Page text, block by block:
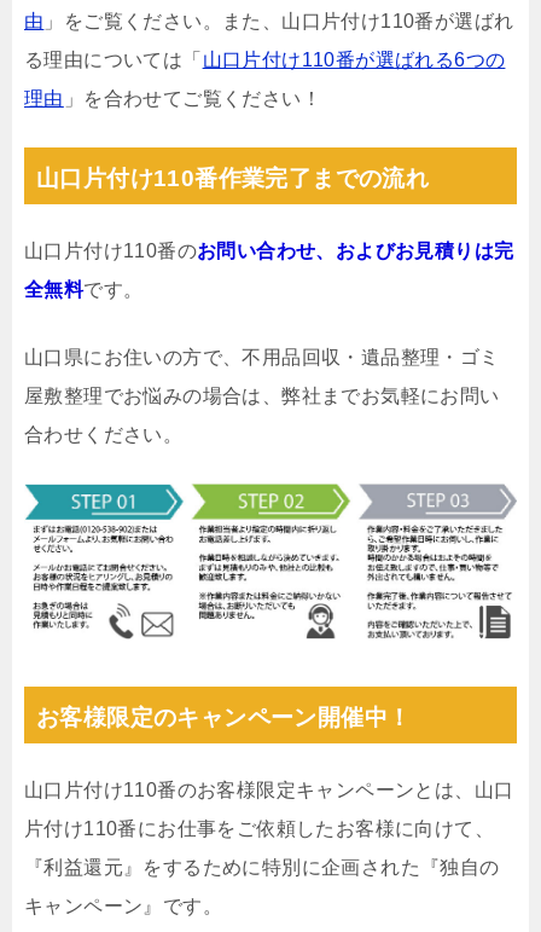
由 」をご覧ください。また、山口片付け110番が選ばれ
る理由については「 山口片付け110番が選ばれる6つの
理由 」を合わせてご覧ください！
山口片付け110番作業完了までの流れ
山口片付け110番のお問い合わせ、およびお見積りは完
全無料です。
山口県にお住いの方で、不用品回収・遺品整理・ゴミ
屋敷整理でお悩みの場合は、弊社までお気軽にお問い
合わせください。
お客様限定のキャンペーン開催中！
山口片付け110番のお客様限定キャンペーンとは、山口
片付け110番にお仕事をご依頼したお客様に向けて、
『利益還元』をするために特別に企画された『独自の
キャンペーン』です。